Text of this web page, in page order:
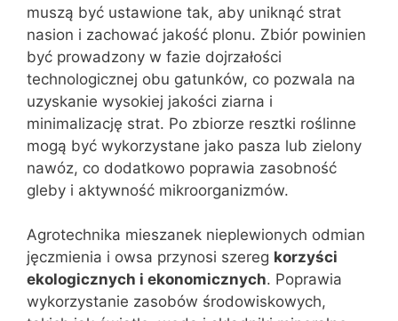
muszą być ustawione tak, aby uniknąć strat
nasion i zachować jakość plonu. Zbiór powinien
być prowadzony w fazie dojrzałości
technologicznej obu gatunków, co pozwala na
uzyskanie wysokiej jakości ziarna i
minimalizację strat. Po zbiorze resztki roślinne
mogą być wykorzystane jako pasza lub zielony
nawóz, co dodatkowo poprawia zasobność
gleby i aktywność mikroorganizmów.
Agrotechnika mieszanek nieplewionych odmian
jęczmienia i owsa przynosi szereg korzyści
ekologicznych i ekonomicznych. Poprawia
wykorzystanie zasobów środowiskowych,